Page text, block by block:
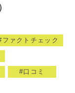
ファクトチェック
口コミ